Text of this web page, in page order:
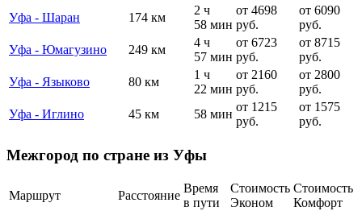
Уфа - Шаран
174 км
2 ч
58 мин
от 4698
руб.
от 6090
руб.
Уфа - Юмагузино
249 км
4 ч
57 мин
от 6723
руб.
от 8715
руб.
Уфа - Языково
80 км
1 ч
22 мин
от 2160
руб.
от 2800
руб.
Уфа - Иглино
45 км 58 мин
от 1215
руб.
от 1575
руб.
Межгород по стране из Уфы
Маршрут Расстояние
Время
в пути
Стоимость
Эконом
Стоимость
Комфорт